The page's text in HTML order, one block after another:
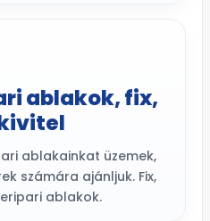
ablakok, fix,
ablakainkat üzemek,
számára ajánljuk. Fix,
ablakok.